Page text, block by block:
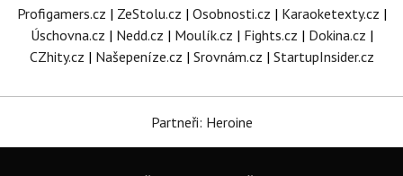
Profigamers.cz | ZeStolu.cz | Osobnosti.cz | Karaoketexty.cz |
Úschovna.cz | Nedd.cz | Moulík.cz | Fights.cz | Dokina.cz |
CZhity.cz | Našepeníze.cz | Srovnám.cz | StartupInsider.cz
Partneři: Heroine